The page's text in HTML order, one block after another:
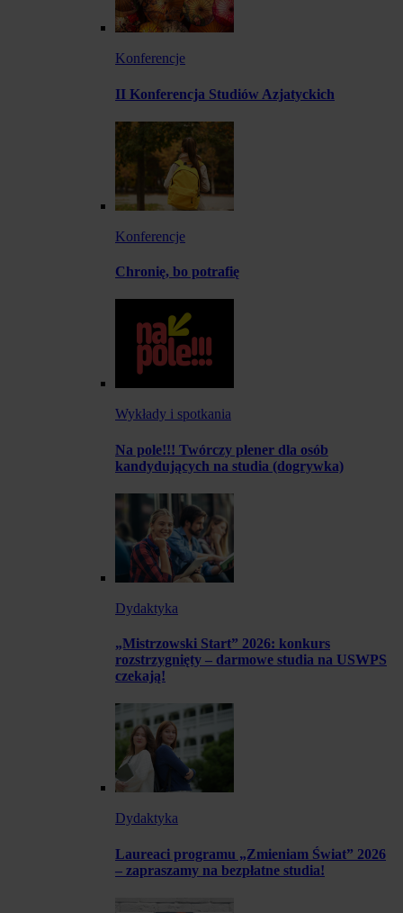
Konferencje
II Konferencja Studiów Azjatyckich
Konferencje
Chronię, bo potrafię
Wykłady i spotkania
Na pole!!! Twórczy plener dla osób
kandydujących na studia (dogrywka)
Dydaktyka
„Mistrzowski Start” 2026: konkurs
rozstrzygnięty – darmowe studia na USWPS
czekają!
Dydaktyka
Laureaci programu „Zmieniam Świat” 2026
– zapraszamy na bezpłatne studia!